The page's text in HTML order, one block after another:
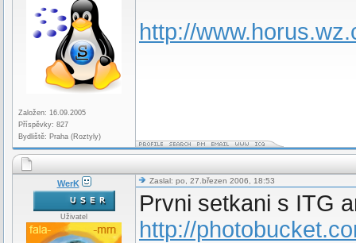
Založen: 16.09.2005
Příspěvky: 827
Bydliště: Praha (Roztyly)
http://
WerK
Uživatel
Zaslal: po, 27.březen 2006, 18:53
Prvni setkani s ITG
http://